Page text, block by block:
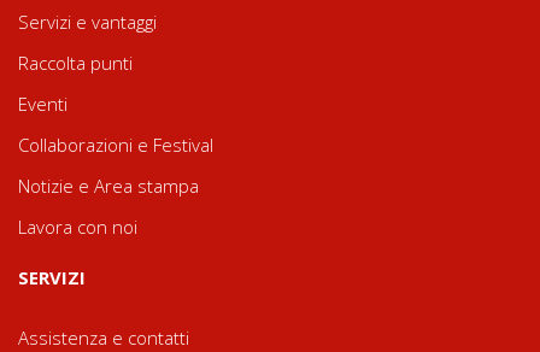
Servizi e vantaggi
Raccolta punti
Eventi
Collaborazioni e Festival
Notizie e Area stampa
Lavora con noi
SERVIZI
Assistenza e contatti